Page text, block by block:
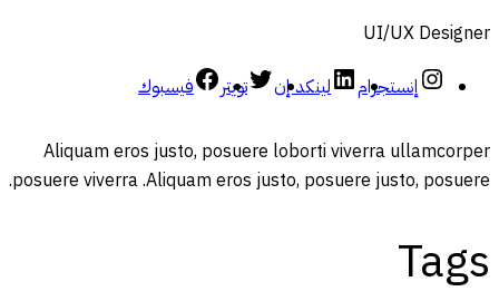
UI/UX Designer
إنستجرام
لينكد إن تويتر فيسبوك
Aliquam eros justo, posuere loborti viverra ullamcorper
posuere viverra .Aliquam eros justo, posuere justo, posuere.
Tags